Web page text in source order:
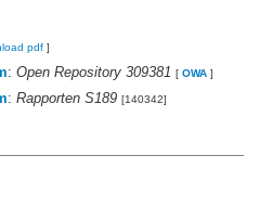
pdf ]
: Open Repository 309381 [ OWA ]
: Rapporten S189 [140342]